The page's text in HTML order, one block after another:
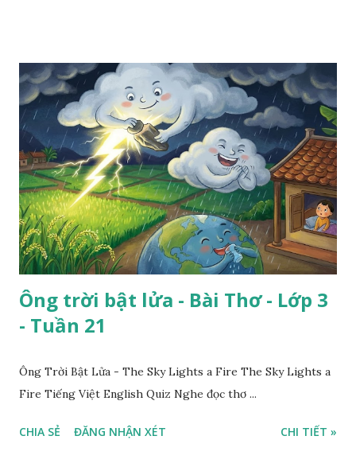
Ông trời bật lửa - Bài Thơ - Lớp 3
- Tuần 21
Ông Trời Bật Lửa - The Sky Lights a Fire The Sky Lights a
Fire Tiếng Việt English Quiz Nghe đọc thơ ...
CHIA SẺ ĐĂNG NHẬN XÉT CHI TIẾT »